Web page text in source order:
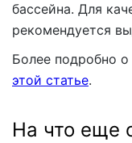
бассейна. Для
рекомендуется
Более подробно
этой статье.
На что еще